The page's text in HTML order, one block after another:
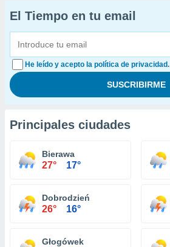
El Tiempo en tu email
He leído y acepto la política de privacidad.
Principales ciudades
Bierawa
27° 17°
Dobrodzień
26° 16°
Głogówek